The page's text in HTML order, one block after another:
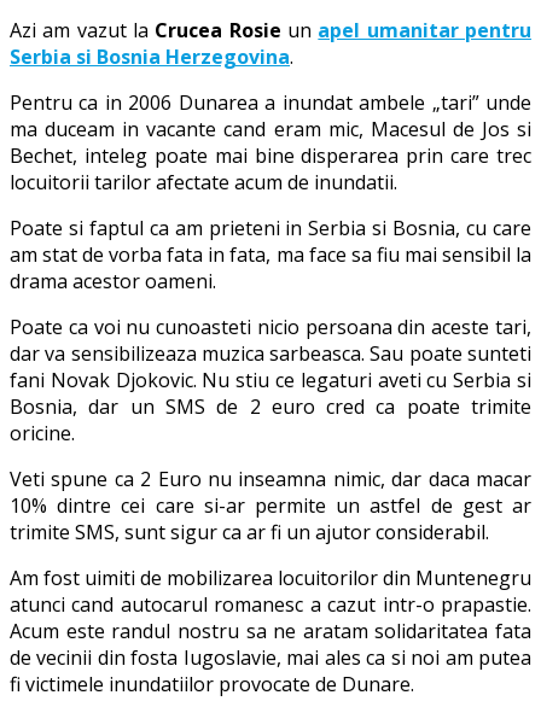
Azi am vazut la Crucea Rosie un apel umanitar pentru
Serbia si Bosnia Herzegovina.
Pentru ca in 2006 Dunarea a inundat ambele „tari” unde
ma duceam in vacante cand eram mic, Macesul de Jos si
Bechet, inteleg poate mai bine disperarea prin care trec
locuitorii tarilor afectate acum de inundatii.
Poate si faptul ca am prieteni in Serbia si Bosnia, cu care
am stat de vorba fata in fata, ma face sa fiu mai sensibil la
drama acestor oameni.
Poate ca voi nu cunoasteti nicio persoana din aceste tari,
dar va sensibilizeaza muzica sarbeasca. Sau poate sunteti
fani Novak Djokovic. Nu stiu ce legaturi aveti cu Serbia si
Bosnia, dar un SMS de 2 euro cred ca poate trimite
oricine.
Veti spune ca 2 Euro nu inseamna nimic, dar daca macar
10% dintre cei care si-ar permite un astfel de gest ar
trimite SMS, sunt sigur ca ar fi un ajutor considerabil.
Am fost uimiti de mobilizarea locuitorilor din Muntenegru
atunci cand autocarul romanesc a cazut intr-o prapastie.
Acum este randul nostru sa ne aratam solidaritatea fata
de vecinii din fosta Iugoslavie, mai ales ca si noi am putea
fi victimele inundatiilor provocate de Dunare.